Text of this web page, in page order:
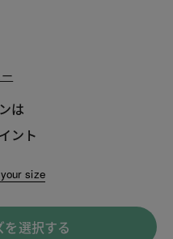
は
ント
size
選択する